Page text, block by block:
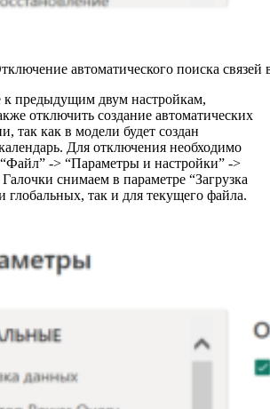
автоматического поиска связей
предыдущим двум настройкам,
отключить создание автоматических
так как в модели будет создан
Для отключения необходимо
-> “Параметры и настройки” ->
снимаем в параметре “Загрузка
глобальных, так и для текущего файла.